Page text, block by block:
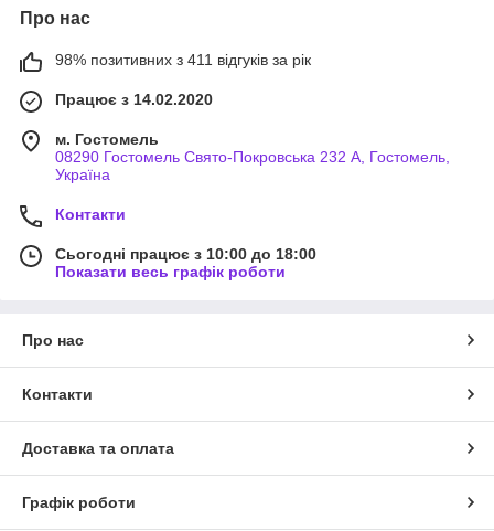
Про нас
98% позитивних з 411 відгуків за рік
Працює з 14.02.2020
м. Гостомель
08290 Гостомель Свято-Покровська 232 А, Гостомель,
Україна
Контакти
Сьогодні працює з 10:00 до 18:00
Показати весь графік роботи
Про нас
Контакти
Доставка та оплата
Графік роботи